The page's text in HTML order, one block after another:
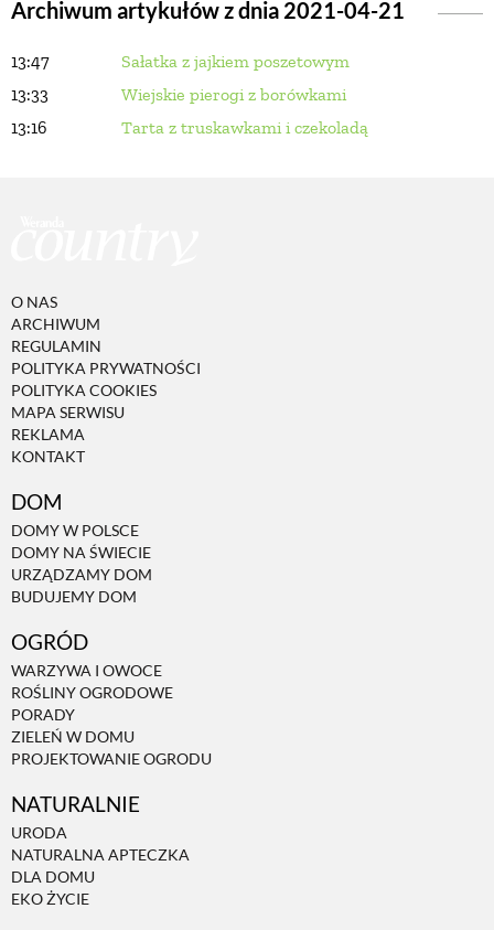
Archiwum artykułów z dnia 2021-04-21
13:47
Sałatka z jajkiem poszetowym
13:33
Wiejskie pierogi z borówkami
13:16
Tarta z truskawkami i czekoladą
O NAS
ARCHIWUM
REGULAMIN
POLITYKA PRYWATNOŚCI
POLITYKA COOKIES
MAPA SERWISU
REKLAMA
KONTAKT
DOM
DOMY W POLSCE
DOMY NA ŚWIECIE
URZĄDZAMY DOM
BUDUJEMY DOM
OGRÓD
WARZYWA I OWOCE
ROŚLINY OGRODOWE
PORADY
ZIELEŃ W DOMU
PROJEKTOWANIE OGRODU
NATURALNIE
URODA
NATURALNA APTECZKA
DLA DOMU
EKO ŻYCIE
BUDUJEMY DOM
OGRÓD
NATURALNA APTECZKA
DLA DOMU